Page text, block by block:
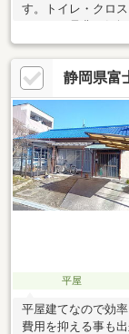
す。トイレ・クロ
切丁寧に対応いた
静岡県富
平屋
平屋建てなので効
費用を抑える事も